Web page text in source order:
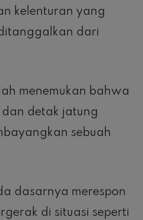
kelenturan yang
dari
menemukan bahwa
detak jatung
sebuah
dasarnya merespon
di situasi seperti